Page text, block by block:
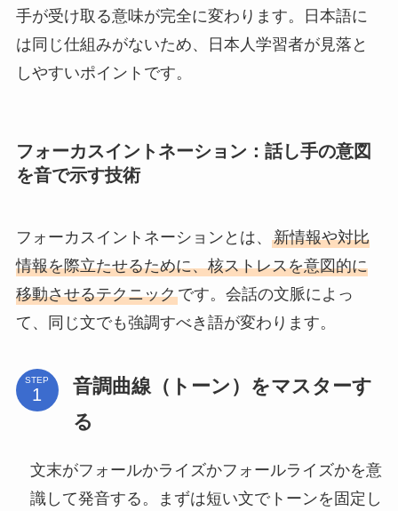
手が受け取る意味が完全に変わります。日本語に
は同じ仕組みがないため、日本人学習者が見落と
しやすいポイントです。
フォーカスイントネーション：話し手の意図
を音で示す技術
フォーカスイントネーションとは、 新情報や対比
情報を際立たせるために、核ストレスを意図的に
移動させるテクニックです。会話の文脈によっ
て、同じ文でも強調すべき語が変わります。
STEP
音調曲線（トーン）をマスターす
る
文末がフォールかライズかフォールライズかを意
識して発音する。まずは短い文でトーンを固定し